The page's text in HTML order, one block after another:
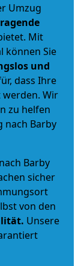
Umzug
Mit
können Sie
und
dass Ihre
Wir
zu helfen
nach Barby
Barby
sicher
von den
. Unsere